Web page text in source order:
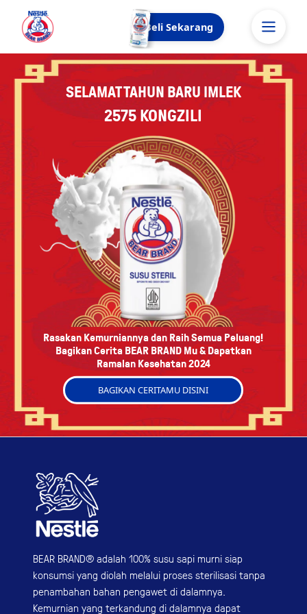
Beli Sekarang
SELAMAT TAHUN BARU IMLEK
2575 KONGZILI
Rasakan Kemurniannya dan Raih Semua Peluang!
Bagikan Cerita BEAR BRAND Mu & Dapatkan
Ramalan Kesehatan 2024
BAGIKAN CERITAMU DISINI
BEAR BRAND® adalah 100% susu sapi murni siap
konsumsi yang diolah melalui proses sterilisasi tanpa
penambahan bahan pengawet di dalamnya.
Kemurnian yang terkandung di dalamnya dapat